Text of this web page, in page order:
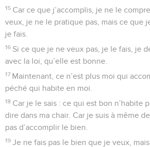
15 Car ce que j’accomplis, je ne le
veux, je ne le pratique pas, mais ce que
je fais.
16 Si ce que je ne veux pas, je le fais, je
avec la loi, qu’elle est bonne.
17 Maintenant, ce n’est plus moi qui
péché qui habite en moi.
18 Car je le sais : ce qui est bon n’habite
dire dans ma chair. Car je suis à même
pas d’accomplir le bien.
19 Je ne fais pas le bien que je veux,